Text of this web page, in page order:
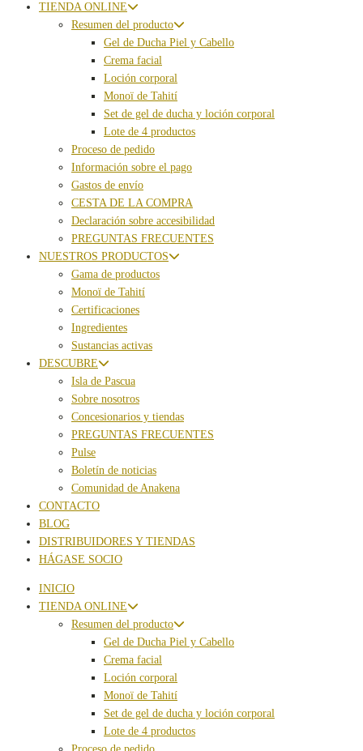
TIENDA ONLINE
Resumen del producto
Gel de Ducha Piel y Cabello
Crema facial
Loción corporal
Monoï de Tahití
Set de gel de ducha y loción corporal
Lote de 4 productos
Proceso de pedido
Información sobre el pago
Gastos de envío
CESTA DE LA COMPRA
Declaración sobre accesibilidad
PREGUNTAS FRECUENTES
NUESTROS PRODUCTOS
Gama de productos
Monoï de Tahití
Certificaciones
Ingredientes
Sustancias activas
DESCUBRE
Isla de Pascua
Sobre nosotros
Concesionarios y tiendas
PREGUNTAS FRECUENTES
Pulse
Boletín de noticias
Comunidad de Anakena
CONTACTO
BLOG
DISTRIBUIDORES Y TIENDAS
HÁGASE SOCIO
INICIO
TIENDA ONLINE
Resumen del producto
Gel de Ducha Piel y Cabello
Crema facial
Loción corporal
Monoï de Tahití
Set de gel de ducha y loción corporal
Lote de 4 productos